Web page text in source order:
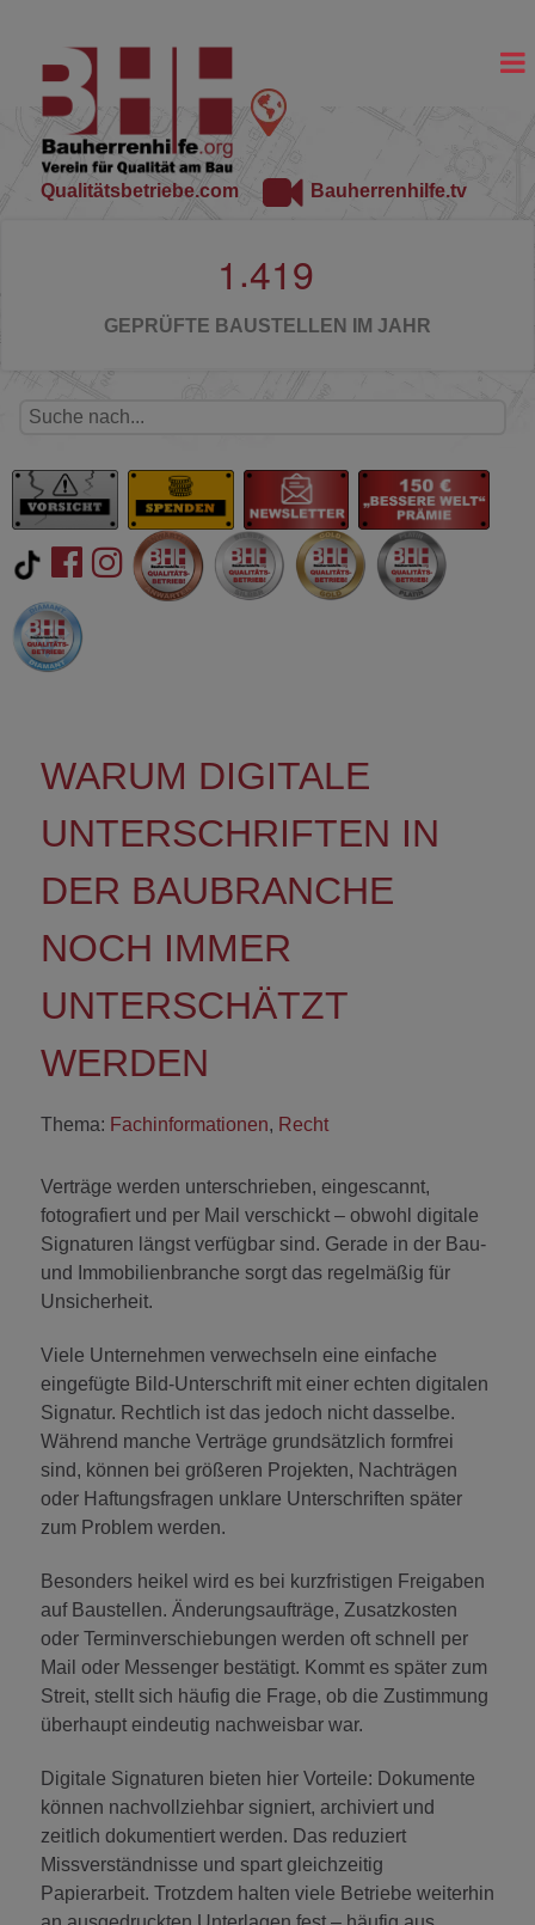
Qualitätsbetriebe.com Bauherrenhilfe.tv
1 .419
GEPRÜFTE BAUSTELLEN IM JAHR
WARUM DIGITALE
UNTERSCHRIFTEN IN
DER BAUBRANCHE
NOCH IMMER
UNTERSCHÄTZT
WERDEN
Thema: Fachinformationen, Recht
Verträge werden unterschrieben, eingescannt,
fotografiert und per Mail verschickt – obwohl digitale
Signaturen längst verfügbar sind. Gerade in der Bau-
und Immobilienbranche sorgt das regelmäßig für
Unsicherheit.
Viele Unternehmen verwechseln eine einfache
eingefügte Bild-Unterschrift mit einer echten digitalen
Signatur. Rechtlich ist das jedoch nicht dasselbe.
Während manche Verträge grundsätzlich formfrei
sind, können bei größeren Projekten, Nachträgen
oder Haftungsfragen unklare Unterschriften später
zum Problem werden.
Besonders heikel wird es bei kurzfristigen Freigaben
auf Baustellen. Änderungsaufträge, Zusatzkosten
oder Terminverschiebungen werden oft schnell per
Mail oder Messenger bestätigt. Kommt es später zum
Streit, stellt sich häufig die Frage, ob die Zustimmung
überhaupt eindeutig nachweisbar war.
Digitale Signaturen bieten hier Vorteile: Dokumente
können nachvollziehbar signiert, archiviert und
zeitlich dokumentiert werden. Das reduziert
Missverständnisse und spart gleichzeitig
Papierarbeit. Trotzdem halten viele Betriebe weiterhin